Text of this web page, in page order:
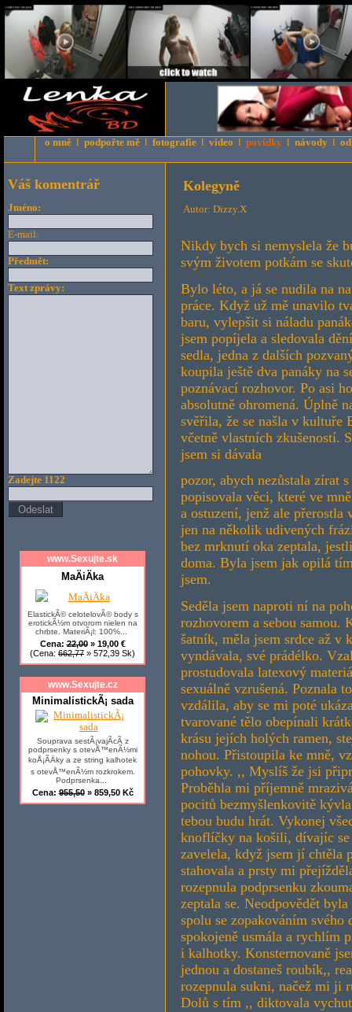
o mně l podpořte mě l fotografie l video l povídky l návody l
Kolegyně
Autor: Dizzy.X
Nikdy bych si nemyslela že
svým životem potkám se
Bylo léto, a já se nudila na
práce. Když už mě unavilo
baru, vylepšit si náladu
jsem popíjela a sledovala
sedla, jedna z dalších
koupila ještě dva panáky na
poznávací rozhovor. Po asi
absolutně ohromená. Úplně
svěřila, že se našla v kultuře
včetně vlastních zkušeností.
jsem si dávala
pozor, abych nezůstala zírat
popisovala věci, které ve
a ostuzení, jenž ale přerostla
jen na několik udivených
bez mrknutí oka zeptala,
doma. Byla jsem jak opilá
jsem.
Seděla jsem naproti ní na
rozhovorem a sebou samou.
šatník, měla jsem srdce až v
vyndávala, své prádélko.
prostudovala latexový
sexuálně vzrušená. Poznala
vzdálila, aby se mi poté
tvarované tělo obepínali
krásu jejích holých ramen,
nohou. Přistoupila ke mně,
pohovky. ,, Myslíš že jsi
Proběhla mi příjemně
pocitů bezmyšlenkovitě
tebou budu hrát. Vykonej
knoflíčky na košili, dívajíc
zavelela, když jsem jí chtěla
stahovala a prsty mi
rozepnula podprsenku
zeptala se. Neodpovědět
spolu se zopakováním svého
spokojeně usmála a rychlím
i kalhotky. Konsternovaně
jednou a dostaneš roubík,,
rozepnula sukni, načež mi ji
Dolů s tím ,, diktovala
Váš komentrář
Jméno:
E-mail:
Předmět:
Text zprávy:
Zadejte 1122
www.Sexujte.sk
MaÄiÄka
ElastickÃ© celotelovÃ© body s
erotickÃ½m otvorom nielen na
chrbte. MateriÃ¡l: 100%...
Cena:22,00» 19,00 €
(Cena: 662,77 » 572,39 Sk)
www.Sexujte.cz
MinimalistickÃ¡ sada
Souprava sestÃ¡vajÃ­cÃ­ z
podprsenky s otevÅ™enÃ½mi
koÅ¡Ã­Äky a ze string kalhotek
s otevÅ™enÃ½m rozkrokem.
Podprsenka...
Cena:955,50» 859,50 Kč